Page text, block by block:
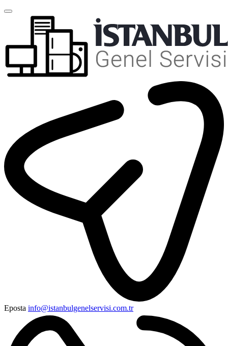
Eposta info@istanbulgenelservisi.com.tr